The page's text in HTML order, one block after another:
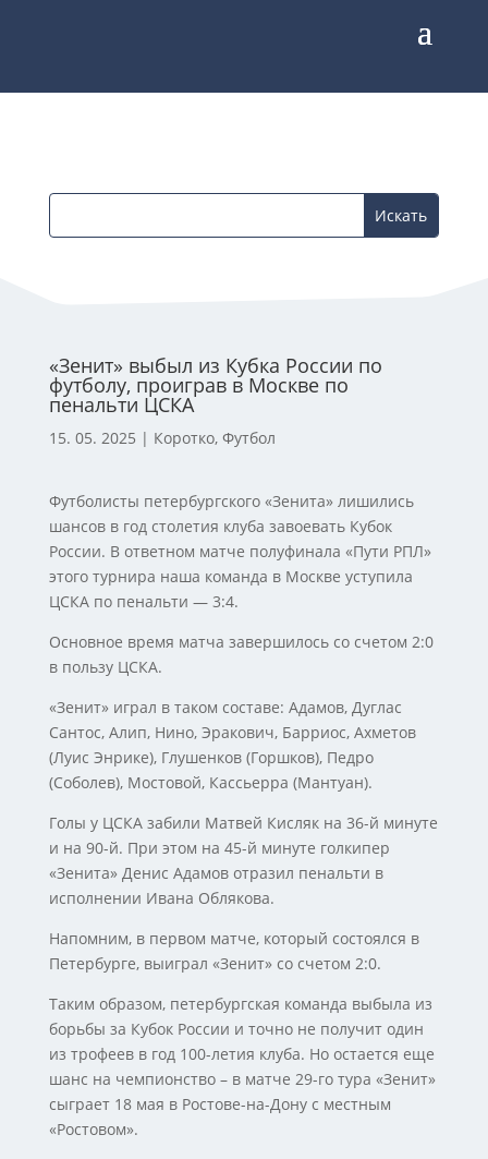
«Зенит» выбыл из Кубка России по
футболу, проиграв в Москве по
пенальти ЦСКА
15. 05. 2025 | Коротко, Футбол
Футболисты петербургского «Зенита» лишились
шансов в год столетия клуба завоевать Кубок
России. В ответном матче полуфинала «Пути РПЛ»
этого турнира наша команда в Москве уступила
ЦСКА по пенальти — 3:4.
Основное время матча завершилось со счетом 2:0
в пользу ЦСКА.
«Зенит» играл в таком составе: Адамов, Дуглас
Сантос, Алип, Нино, Эракович, Барриос, Ахметов
(Луис Энрике), Глушенков (Горшков), Педро
(Соболев), Мостовой, Кассьерра (Мантуан).
Голы у ЦСКА забили Матвей Кисляк на 36-й минуте
и на 90-й. При этом на 45-й минуте голкипер
«Зенита» Денис Адамов отразил пенальти в
исполнении Ивана Облякова.
Напомним, в первом матче, который состоялся в
Петербурге, выиграл «Зенит» со счетом 2:0.
Таким образом, петербургская команда выбыла из
борьбы за Кубок России и точно не получит один
из трофеев в год 100-летия клуба. Но остается еще
шанс на чемпионство – в матче 29-го тура «Зенит»
сыграет 18 мая в Ростове-на-Дону с местным
«Ростовом».